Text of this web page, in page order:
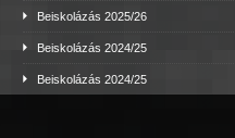
Beiskolázás 2025/26
Beiskolázás 2024/25
Beiskolázás 2024/25